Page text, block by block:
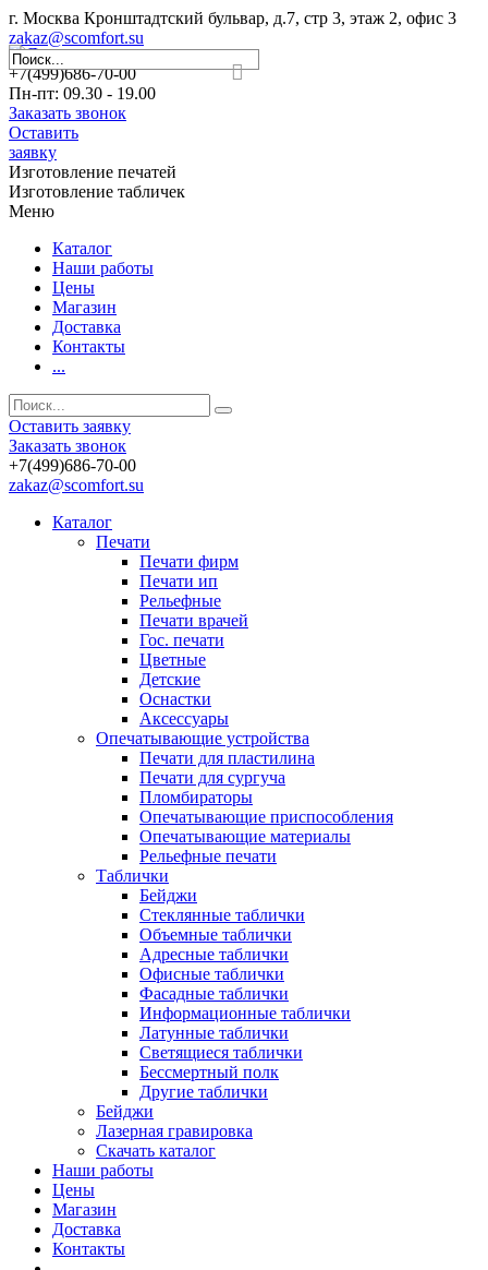
г. Москва Кронштадтский бульвар, д.7, стр 3, этаж 2, офис 3
zakaz@scomfort.su
+7(499)686-70-00
Пн-пт: 09.30 - 19.00
Заказать звонок
Оставить
заявку
Изготовление печатей
Изготовление табличек
Меню
Каталог
Наши работы
Цены
Магазин
Доставка
Контакты
...
Оставить заявку
Заказать звонок
+7(499)686-70-00
zakaz@scomfort.su
Каталог
Печати
Печати фирм
Печати ип
Рельефные
Печати врачей
Гос. печати
Цветные
Детские
Оснастки
Аксессуары
Опечатывающие устройства
Печати для пластилина
Печати для сургуча
Пломбираторы
Опечатывающие приспособления
Опечатывающие материалы
Рельефные печати
Таблички
Бейджи
Стеклянные таблички
Объемные таблички
Адресные таблички
Офисные таблички
Фасадные таблички
Информационные таблички
Латунные таблички
Светящиеся таблички
Бессмертный полк
Другие таблички
Бейджи
Лазерная гравировка
Скачать каталог
Наши работы
Цены
Магазин
Доставка
Контакты